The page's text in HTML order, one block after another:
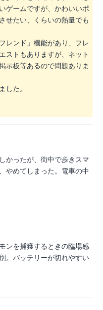
ゲームですが、かわいいポ
せたい、くらいの熱量でも
レンド」機能があり、フレ
ストもありますが、ネット
示板等あるので問題ありま
した。
かったが、街中で歩きスマ
やめてしまった。電車の中
ンを捕獲するときの臨場感
。バッテリーが切れやすい